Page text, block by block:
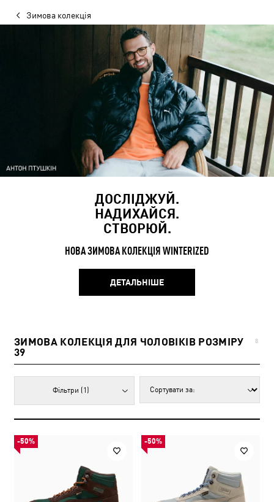
Зимова колекція
ДОСЛІДЖУЙ.
НАДИХАЙСЯ.
СТВОРЮЙ.
НОВА ЗИМОВА КОЛЕКЦІЯ WINTERIZED
ДЕТАЛЬНІШЕ
ЗИМОВА КОЛЕКЦІЯ ДЛЯ ЧОЛОВІКІВ РОЗМІРУ
39
8
Фільтри (1)
-50% -50%